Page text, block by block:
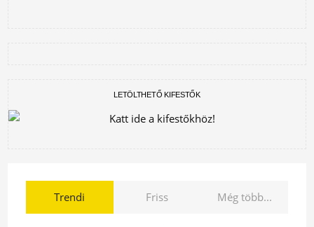
LETÖLTHETŐ KIFESTŐK
Trendi Friss Még több...